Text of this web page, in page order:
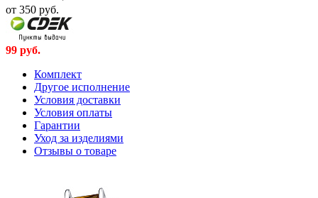
от 350 руб.
99 руб.
Комплект
Другое исполнение
Условия доставки
Условия оплаты
Гарантии
Уход за изделиями
Отзывы о товаре